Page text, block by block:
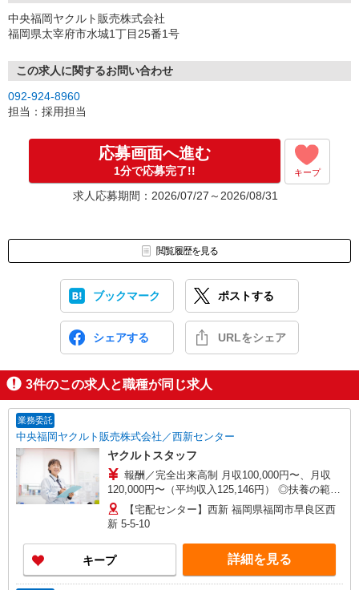
中央福岡ヤクルト販売株式会社
福岡県太宰府市水城1丁目25番1号
この求人に関するお問い合わせ
092-924-8960
担当：採用担当
応募画面へ進む
1分で応募完了!! キープ
求人応募期間：2026/07/27～2026/08/31
閲覧履歴を見る
ブックマーク ポストする
シェアする URLをシェア
3件のこの求人と職種が同じ求人
業務委託
中央福岡ヤクルト販売株式会社／西新センター
ヤクルトスタッフ
報酬／完全出来高制 月収100,000円〜、月収
120,000円〜（平均収入125,146円） ◎扶養の範囲
内OK◎扶養の範囲を超えた高収入（10万円以上）
OK 働ける時間や環境に合わせて最大限に考慮し
ます。 職場体験実施！少しでも不安のある方、お
気軽にお問い合わせください！ ＊収入補償（10ヶ
月）／月10万円※研修・社員同行フォローも約2ヶ
月間と充実！ ◆商品買取りなし！しっかり稼げま
【宅配センター】西新 福岡県福岡市早良区西
新 5-5-10
キープ 詳細を見る